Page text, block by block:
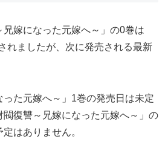
兄嫁になった元嫁へ～」の0巻は
れましたが、次に発売される最新
った元嫁へ～」1巻の発売日は未定
閥復讐～兄嫁になった元嫁へ～」の
はありません。